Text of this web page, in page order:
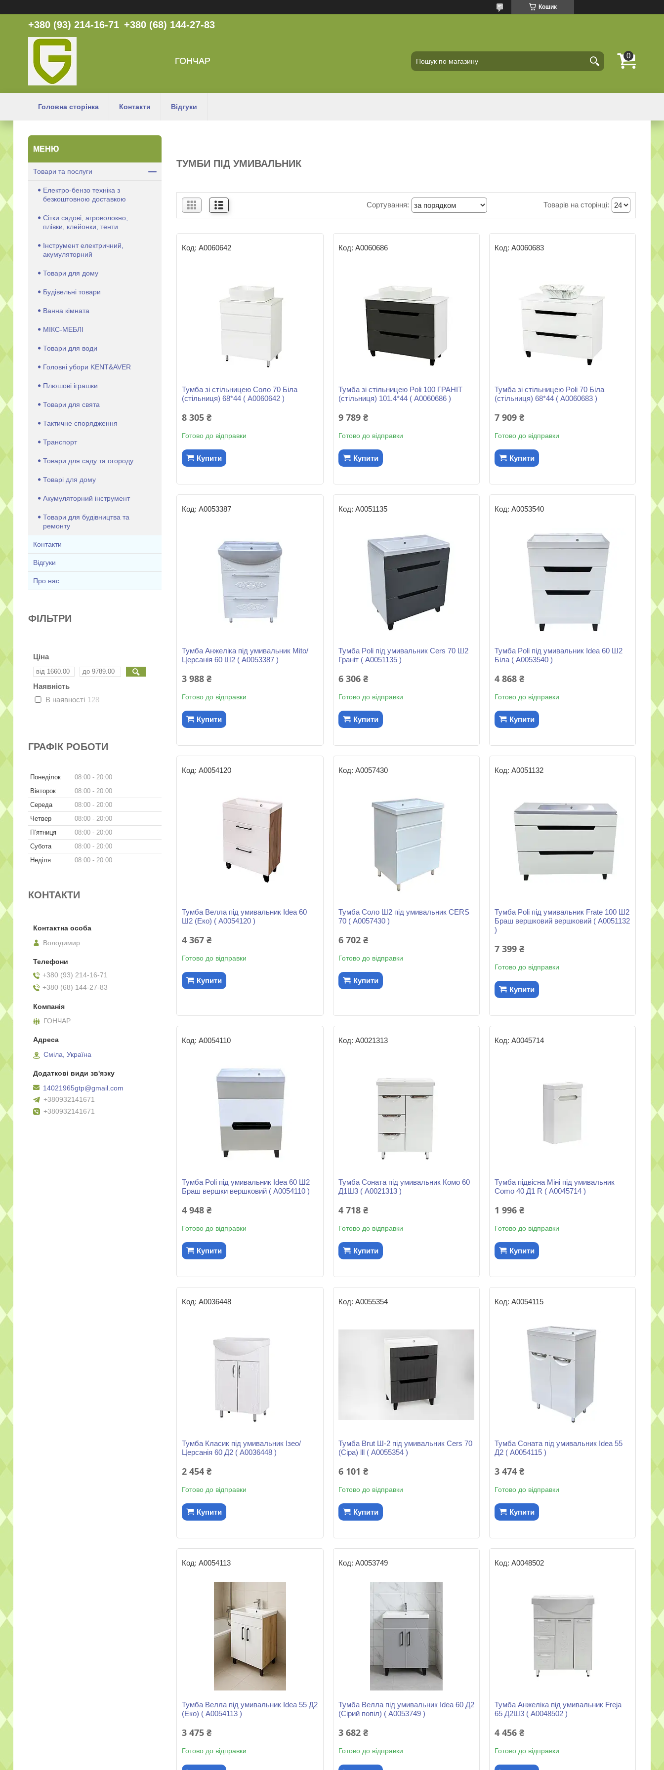
Кошик
+380 (93) 214-16-71 +380 (68) 144-27-83
ГОНЧАР
Головна сторінка Контакти Відгуки
ТУМБИ ПІД УМИВАЛЬНИК
А0060642
Тумба зі стільницею Соло 70 Біла
(стільниця) 68*44 ( А0060642 )
8 305 ₴
Готово до відправки
Купити
А0060686
Тумба зі стільницею Poli 100 ГРАНІТ
(стільниця) 101.4*44 ( А0060686 )
9 789 ₴
Готово до відправки
Купити
А0060683
Тумба зі стільницею Poli 70 Біла
(стільниця) 68*44 ( А0060683 )
7 909 ₴
Готово до відправки
Купити
А0053387
Тумба Анжеліка під умивальник Mito/
Церсанія 60 Ш2 ( А0053387 )
3 988 ₴
Готово до відправки
Купити
А0051135
Тумба Poli під умивальник Cers 70 Ш2
Граніт ( А0051135 )
6 306 ₴
Готово до відправки
Купити
А0053540
Тумба Poli під умивальник Idea 60 Ш2
Біла ( А0053540 )
4 868 ₴
Готово до відправки
Купити
А0054120
Тумба Велла під умивальник Idea 60
Ш2 (Еко) ( А0054120 )
4 367 ₴
Готово до відправки
Купити
А0057430
Тумба Соло Ш2 під умивальник CERS
70 ( А0057430 )
6 702 ₴
Готово до відправки
Купити
А0051132
Тумба Poli під умивальник Frate 100 Ш2
Браш вершковий вершковий ( А0051132
)
7 399 ₴
Готово до відправки
Купити
А0054110
Тумба Poli під умивальник Idea 60 Ш2
Браш вершки вершковий ( А0054110 )
4 948 ₴
Готово до відправки
Купити
А0021313
Тумба Соната під умивальник Комо 60
Д1Ш3 ( А0021313 )
4 718 ₴
Готово до відправки
Купити
А0045714
Тумба підвісна Міні під умивальник
Como 40 Д1 R ( А0045714 )
1 996 ₴
Готово до відправки
Купити
А0036448
Тумба Класик під умивальник Ізео/
Церсанія 60 Д2 ( А0036448 )
2 454 ₴
Готово до відправки
Купити
А0055354
Тумба Brut Ш-2 під умивальник Cers 70
(Сіра) lll ( А0055354 )
6 101 ₴
Готово до відправки
Купити
А0054115
Тумба Соната під умивальник Idea 55
Д2 ( А0054115 )
3 474 ₴
Готово до відправки
Купити
А0054113
Тумба Велла під умивальник Idea 55 Д2
(Еко) ( А0054113 )
3 475 ₴
Готово до відправки
А0053749
Тумба Велла під умивальник Idea 60 Д2
(Сірий попіл) ( А0053749 )
3 682 ₴
Готово до відправки
А0048502
Тумба Анжеліка під умивальник Freja
65 Д2Ш3 ( А0048502 )
4 456 ₴
Готово до відправки
Товари та послуги
Електро-бензо техніка з
безкоштовною доставкою
Сітки садові, агроволокно,
плівки, клейонки, тенти
Інструмент електричний,
акумуляторний
Товари для дому
Будівельні товари
Ванна кімната
МІКС-МЕБЛІ
Товари для води
Головні убори KENT&AVER
Плюшові іграшки
Товари для свята
Тактичне спорядження
Транспорт
Товари для саду та огороду
Товарі для дому
Акумуляторний інструмент
Товари для будівництва та
ремонту
Контакти
Відгуки
Про нас
ФІЛЬТРИ
Ціна
Наявність
В наявності 128
ГРАФІК РОБОТИ
Понеділок 08:00
20:00
Вівторок
08:00
20:00
Середа
08:00
20:00
Четвер
08:00
20:00
Пʼятниця
08:00
20:00
Субота
08:00
20:00
Неділя
08:00 20:00
КОНТАКТИ
Володимир
+380 (93) 214-16-71
+380 (68) 144-27-83
ГОНЧАР
Сміла, Україна
14021965gtp@gmail.com
+380932141671
+380932141671